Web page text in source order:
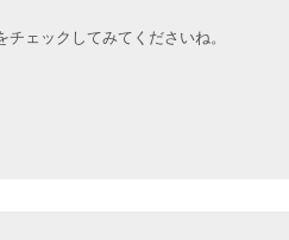
チェックしてみてくださいね。